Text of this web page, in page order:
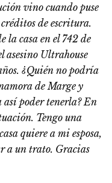
vino cuando puse
de escritura.
la casa en el 742 de
asesino Ultrahouse
¿Quién no podría
de Marge y
poder tenerla? En
Tengo una
quiere a mi esposa,
a un trato. Gracias